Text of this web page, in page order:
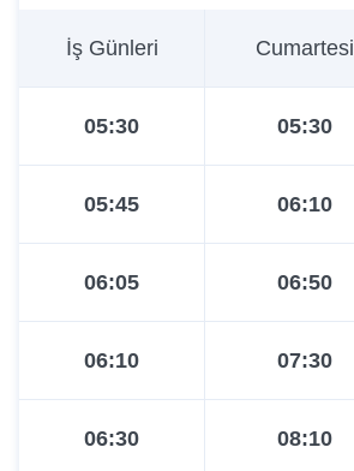
İş Günleri Cumartesi
05:30 05:30
05:45 06:10
06:05 06:50
06:10 07:30
06:30 08:10